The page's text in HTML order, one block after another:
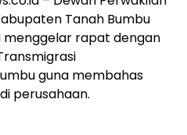
Tanah Bumbu
menggelar rapat dengan
guna membahas
perusahaan.